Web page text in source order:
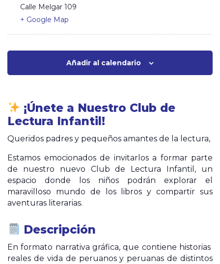
Calle Melgar 109
+ Google Map
Añadir al calendario
¡Únete a Nuestro Club de
Lectura Infantil!
Queridos padres y pequeños amantes de la lectura,
Estamos emocionados de invitarlos a formar parte
de nuestro nuevo Club de Lectura Infantil, un
espacio donde los niños podrán explorar el
maravilloso mundo de los libros y compartir sus
aventuras literarias.
Descripción
En formato narrativa gráfica, que contiene historias
reales de vida de peruanos y peruanas de distintos